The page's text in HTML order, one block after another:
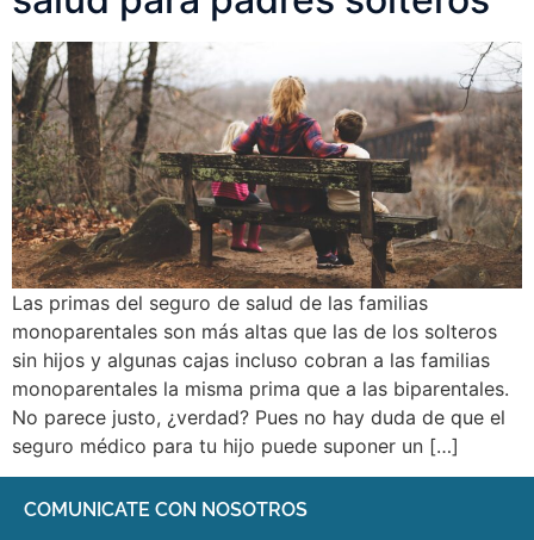
Las primas del seguro de salud de las familias
monoparentales son más altas que las de los solteros
sin hijos y algunas cajas incluso cobran a las familias
monoparentales la misma prima que a las biparentales.
No parece justo, ¿verdad? Pues no hay duda de que el
seguro médico para tu hijo puede suponer un […]
COMUNICATE CON NOSOTROS